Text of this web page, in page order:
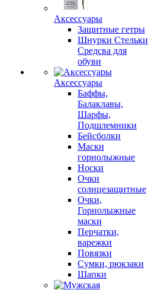
Аксессуары
Защитные гетры
Шнурки Стельки
Средсва для
обуви
Аксессуары
Баффы,
Балаклавы,
Шарфы,
Подшлемники
Бейсболки
Маски
горнолыжные
Носки
Очки
солнцезащитные
Очки,
Горнолыжные
маски
Перчатки,
варежки
Повязки
Сумки, рюкзаки
Шапки